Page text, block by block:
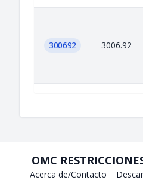
300692 3006.92
OMC
Acerca de/Contacto